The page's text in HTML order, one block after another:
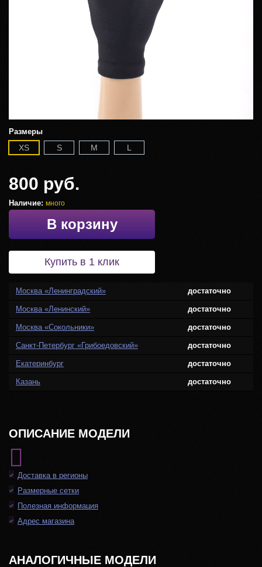
Размеры
XS S M L
800 руб.
Наличие: много
В корзину
Купить в 1 клик
Москва «Ленинградский» достаточно
Москва «Ленинский» достаточно
Москва «Сокольники» достаточно
Санкт-Петербург «Грибоедовский» достаточно
Екатеринбург достаточно
Казань достаточно
ОПИСАНИЕ МОДЕЛИ
Доставка в регионы
Размерные сетки
Полезная информация
Адрес магазина
АНАЛОГИЧНЫЕ МОДЕЛИ